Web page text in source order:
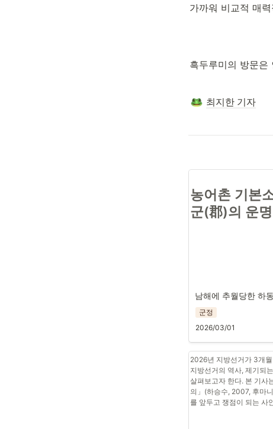
가까워 비교적 매
흑두루미의 방문은
최지한 기자
농어촌 기본
군(郡)의 운명
남해에 추월당한 하
군정
2026/03/01
2026년 지방선거가 3개
지방선거의 역사, 제기되
살펴보고자 한다. 본 기사
의」(하승수, 2007, 후마
를 앞두고 쟁점이 되는 사